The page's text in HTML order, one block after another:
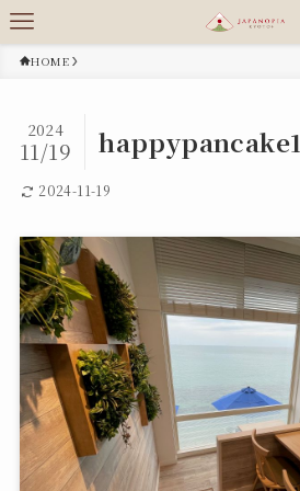
HOME
happypancake1
2024
11/19
2024-11-19